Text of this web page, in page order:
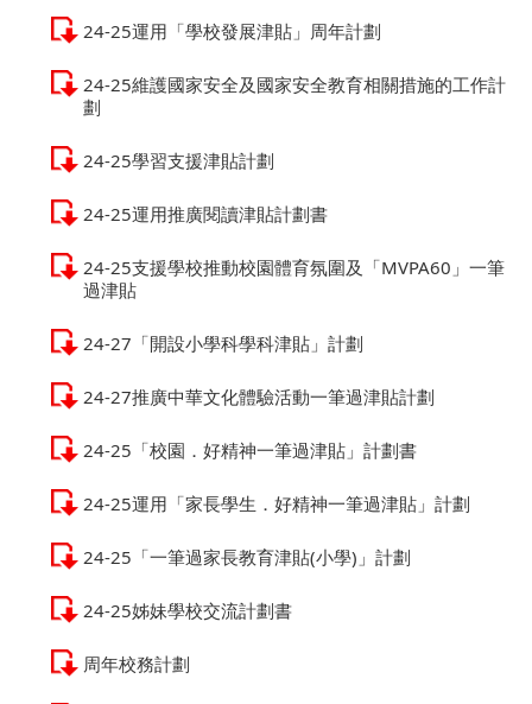
24-25運用「學校發展津貼」周年計劃
24-25維護國家安全及國家安全教育相關措施的工作計
劃
24-25學習支援津貼計劃
24-25運用推廣閱讀津貼計劃書
24-25支援學校推動校園體育氛圍及「MVPA60」一筆
過津貼
24-27「開設小學科學科津貼」計劃
24-27推廣中華文化體驗活動一筆過津貼計劃
24-25「校園．好精神一筆過津貼」計劃書
24-25運用「家長學生．好精神一筆過津貼」計劃
24-25「一筆過家長教育津貼(小學)」計劃
24-25姊妹學校交流計劃書
周年校務計劃